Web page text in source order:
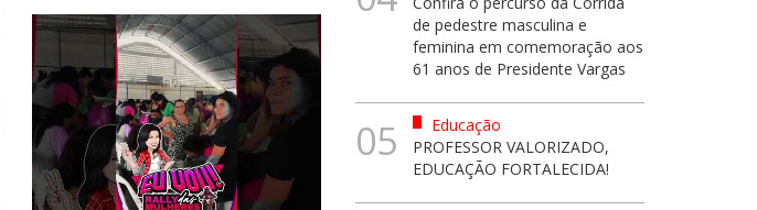
de pedestre masculina e
feminina em comemoração aos
61 anos de Presidente Vargas
05
Educação
PROFESSOR VALORIZADO,
EDUCAÇÃO FORTALECIDA!